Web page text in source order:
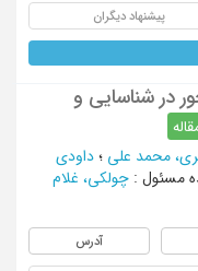
پیشنهاد دیگران
در شناسایی و
محمد علی ؛ داودی
مسئول : چولکی، غلام
آدرس